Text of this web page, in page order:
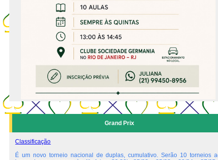
Grand Prix
Classificação
É um novo torneio nacional de duplas, cumulativo. Serão 10 torneios